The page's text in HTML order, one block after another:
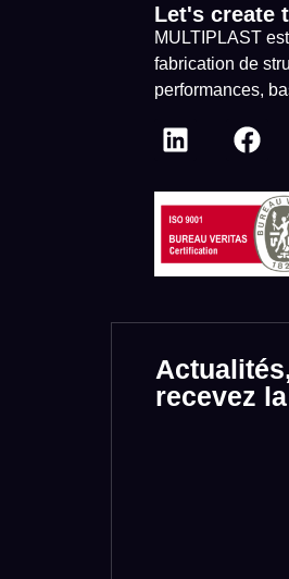
Let's create
MULTIPLAST
fabrication de
performances,
recevez